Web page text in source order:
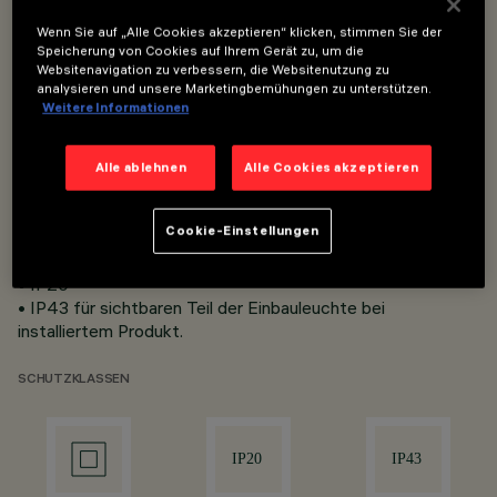
• Einbau in Zwischendecken mit einer Dicke von 12,5 mm
bei den Minimal-Versionen (ohne Einfassung) oder von 1 bis
25 mm für Frame-Versionen (mit Einfassung) mit Hilfe von
Torsionsfedern.
• Gehäuse und Kühlkörper aus Aluminium-Druckguss.
• Reﬂektor aus metallisiertem thermoplastischen Material
mit Kratzschutz.
• Erhältlich mit elektronischer Verkabelung und DALI.
• Die Maße zum Mindesteinbauraum ﬁnden Sie in der
Montageanleitung.
• IP20
• IP43 für sichtbaren Teil der Einbauleuchte bei
installiertem Produkt.
SCHUTZKLASSEN
Wenn Sie auf „Alle Cookies akzeptieren“ klicken, stimmen Sie der
Speicherung von Cookies auf Ihrem Gerät zu, um die
Websitenavigation zu verbessern, die Websitenutzung zu
analysieren und unsere Marketingbemühungen zu unterstützen.
Weitere Informationen
Alle ablehnen Alle Cookies akzeptieren
Cookie-Einstellungen